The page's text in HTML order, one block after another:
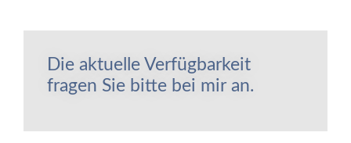
Die aktuelle Verfügbarkeit
fragen Sie bitte bei mir an.